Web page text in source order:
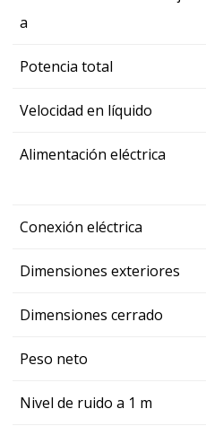
a
Potencia total
Velocidad en líquido
Alimentación eléctrica
Conexión eléctrica
Dimensiones exteriores
Dimensiones cerrado
Peso neto
Nivel de ruido a 1 m